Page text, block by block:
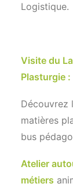
Logistique.
Visite du
Plasturgie :
Découvrez
matières
bus
Atelier
métiers